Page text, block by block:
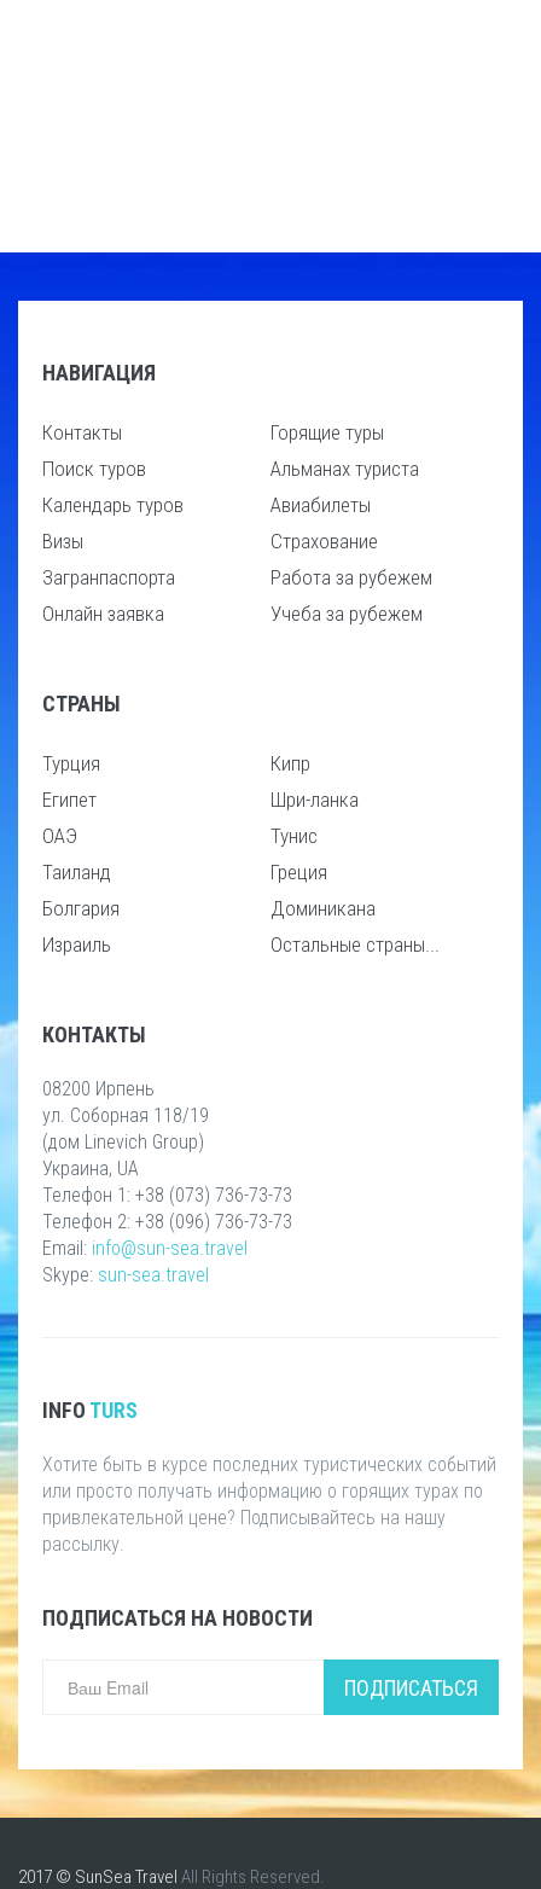
НАВИГАЦИЯ
Контакты
Поиск туров
Календарь туров
Визы
Загранпаспорта
Онлайн заявка
Горящие туры
Альманах туриста
Авиабилеты
Страхование
Работа за рубежем
Учеба за рубежем
СТРАНЫ
Турция
Египет
ОАЭ
Таиланд
Болгария
Израиль
Кипр
Шри-ланка
Тунис
Греция
Доминикана
Остальные страны...
КОНТАКТЫ
08200 Ирпень
ул. Соборная 118/19
(дом Linevich Group)
Украина, UA
Телефон 1: +38 (073) 736-73-73
Телефон 2: +38 (096) 736-73-73
Email: info@sun-sea.travel
Skype: sun-sea.travel
INFO TURS
Хотите быть в курсе последних туристических событий
или просто получать информацию о горящих турах по
привлекательной цене? Подписывайтесь на нашу
рассылку.
ПОДПИСАТЬСЯ НА НОВОСТИ
ПОДПИСАТЬСЯ
2017 © SunSea Travel All Rights Reserved.